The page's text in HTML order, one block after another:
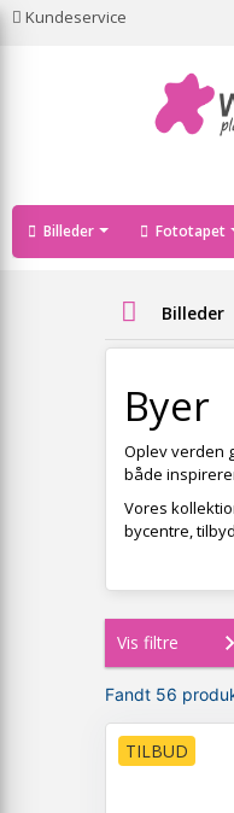
Kundeservice
Billeder Fototapet
Billeder
Byer
Oplev verden
både
Vores
bycentre,
Vis filtre
Fandt 56
TILBUD